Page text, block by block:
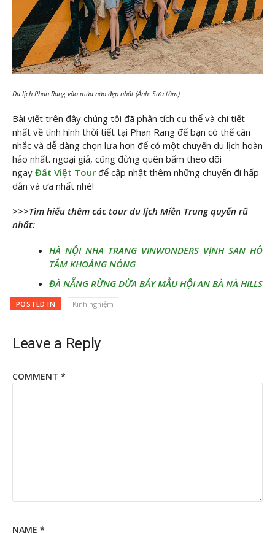
Du lịch Phan Rang vào mùa nào đẹp nhất (Ảnh: Sưu tầm)
Bài viết trên đây chúng tôi đã phân tích cụ thể và chi tiết
nhất về tình hình thời tiết tại Phan Rang để bạn có thể cân
nhắc và dễ dàng chọn lựa hơn để có một chuyến du lịch hoàn
hảo nhất. ngoại giả, cũng đừng quên bấm theo dõi
ngay Đất Việt Tour để cập nhật thêm những chuyến đi hấp
dẫn và ưa nhất nhé!
>>>Tìm hiểu thêm các tour du lịch Miền Trung quyến rũ
nhất:
HÀ NỘI NHA TRANG VINWONDERS VỊNH SAN HÔ
TẮM KHOÁNG NÓNG
ĐÀ NẴNG RỪNG DỪA BẢY MẪU HỘI AN BÀ NÀ HILLS
POSTED IN Kinh nghiệm
Leave a Reply
COMMENT *
NAME *